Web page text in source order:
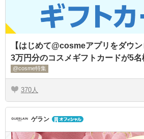
【はじめて@cosmeアプリをダウン
3万円分のコスメギフトカードが5名
@cosme特集
370
ゲラン